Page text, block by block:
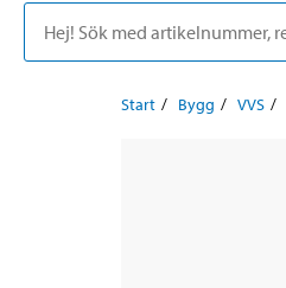
Start Bygg VVS